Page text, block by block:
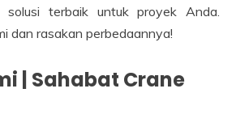
solusi terbaik untuk proyek Anda.
dan rasakan perbedaannya!
| Sahabat Crane